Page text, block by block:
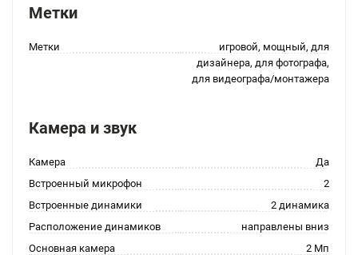
Метки
Метки
игровой, мощный, для
дизайнера, для фотографа,
для видеографа/монтажера
Камера и звук
Камера
Да
Встроенный микрофон
2
Встроенные динамики
2 динамика
Расположение динамиков
направлены вниз
Основная камера
2 Мп